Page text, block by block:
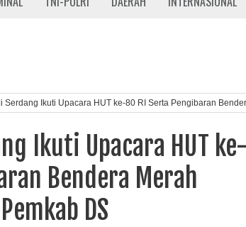
Serdang Ikuti Upacara HUT ke-80 RI Serta Pengibaran
Ikuti Upacara HUT
Bendera Merah
DS